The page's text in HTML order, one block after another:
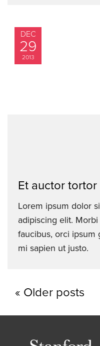
DEC
29
2013
Et auctor tortor
Lorem ipsum dolor
adipiscing elit.
faucibus, orci ipsum
mi sapien ut justo.
Older posts